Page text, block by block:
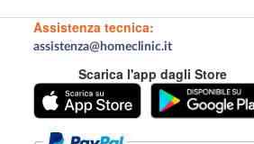
Assistenza tecnica:
assistenza@homeclinic.it
Scarica l'app dagli Store